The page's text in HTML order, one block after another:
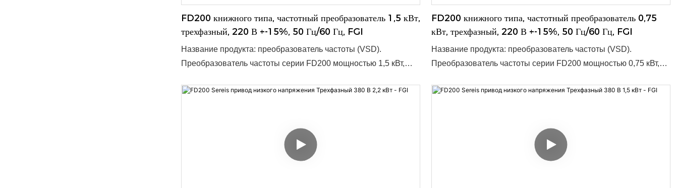
OEM/ODM: приемлемо.
от объёма заказа. ● OEM/ODM: приемлемо.
FD200 книжного типа, частотный преобразователь 1,5 кВт,
трехфазный, 220 В +-15%, 50 Гц/60 Гц, FGI
Название продукта: преобразователь частоты (VSD).
Преобразователь частоты серии FD200 мощностью 1,5 кВт,
допустимый диапазон 47-63 Гц, предназначен для
подходит для широкого спектра применений и легко
интегрируется в существующие системы. ● Номинальная
мощность: 0,4–15 кВт ● Входное напряжение: 1 переменный
FD200 книжного типа, частотный преобразователь 0,75
кВт, трехфазный, 220 В +-15%, 50 Гц/60 Гц, FGI
Название продукта: преобразователь частоты (VSD).
Преобразователь частоты серии FD200 мощностью 0,75 кВт,
допустимый диапазон 47-63 Гц, предназначен для
подходит для широкого спектра применений и легко
интегрируется в существующие системы. ● Номинальная
мощность: 0,4–15 кВт. ● Входное напряжение: 1 переменный